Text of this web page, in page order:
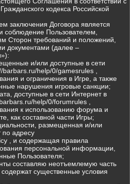
кодекса Российской
заключения Договора является
соблюдение Пользователем,
Сторон требований и положений,
документами (далее –
и/или доступные в сети
help/0/gamesrules ,
и ограничения в Игре, а также
нарушения игровые санкции;
доступные в сети Интернет в
help/0/forumrules ,
к использованию форума и
как составной части Игры;
размещенная и/или
по адресу
, и содержащая правила
персональной информации,
Пользователя;
составляю неотъемлемую часть
существенные условия